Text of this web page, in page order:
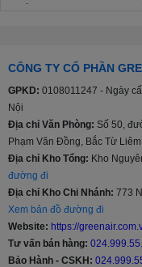
chiếc tủ lạnh, thoải mái
Tủ lạnh Samsung sản
236l, 360l, 380l,
thoải mái lựa chọn sản
lượng lớn khách hàng
cấp hay cao cấp.
Chế độ bảo hành
Thời gian bảo hành của
20 năm với máy nén, bảo
CÔNG TY CỔ PHẦN
GPKD: 0108011247 - Ngày
Nội
Địa chỉ Văn Phòng: Số 50,
Phạm Văn Đồng, Bắc Từ
Địa chỉ Kho Tổng: Kho
đường đi
Địa chỉ Kho Chi Nhánh: 773
Xem bản đồ đường đi
Website: https://
Tư vấn bán hàng:
Bảo Hành - CSKH: